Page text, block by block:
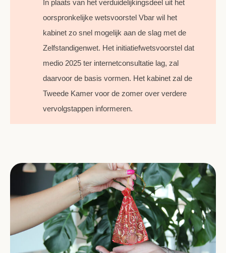
In plaats van het verduidelijkingsdeel uit het
oorspronkelijke wetsvoorstel Vbar wil het
kabinet zo snel mogelijk aan de slag met de
Zelfstandigenwet. Het initiatiefwetsvoorstel dat
medio 2025 ter internetconsultatie lag, zal
daarvoor de basis vormen. Het kabinet zal de
Tweede Kamer voor de zomer over verdere
vervolgstappen informeren.